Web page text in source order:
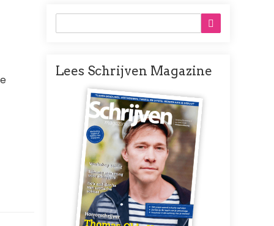
Lees Schrijven Magazine
Afbeelding